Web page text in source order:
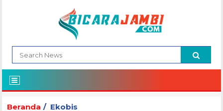
Beranda Ekobis